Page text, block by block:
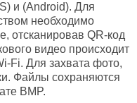
и (Android). Для
необходимо
отсканировав QR-код
видео происходит
Fi. Для захвата фото,
Файлы сохраняются
BMP.